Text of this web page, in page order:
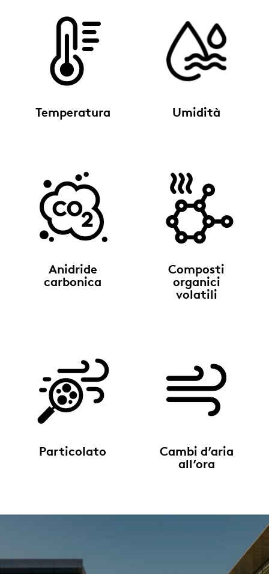
Temperatura Umidità
Anidride
carbonica
Composti
organici
volatili
Particolato
Cambi d’aria
all’ora